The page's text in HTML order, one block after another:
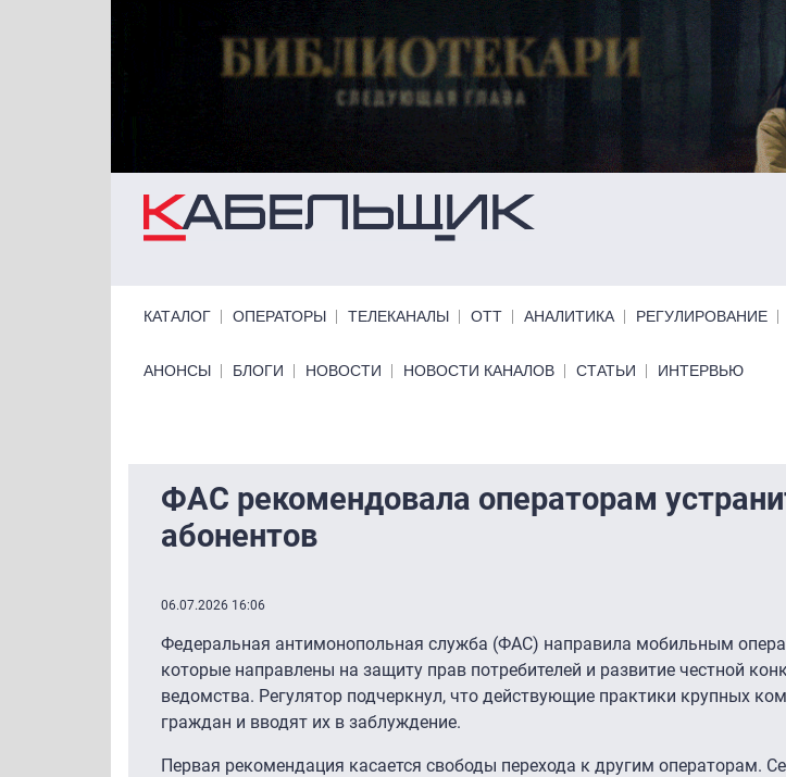
КАТАЛОГ ОПЕРАТОРЫ ТЕЛЕКАНАЛЫ ОТТ АНАЛИТИКА РЕГУЛИРОВАНИЕ
Primary links bottom
АНОНСЫ БЛОГИ НОВОСТИ НОВОСТИ КАНАЛОВ СТАТЬИ ИНТЕРВЬЮ
ФАС рекомендовала операторам
абонентов
06.07.2026 16:06
Федеральная антимонопольная служба (ФАС) направила мобильным
которые направлены на защиту прав потребителей и развитие честной
ведомства. Регулятор подчеркнул, что действующие практики крупных
граждан и вводят их в заблуждение.
Первая рекомендация касается свободы перехода к другим операторам.